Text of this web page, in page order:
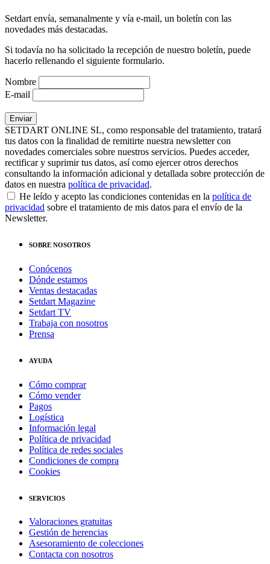
Setdart envía, semanalmente y vía e-mail, un boletín con las
novedades más destacadas.
Si todavía no ha solicitado la recepción de nuestro boletín, puede
hacerlo rellenando el siguiente formulario.
Nombre
E-mail
SETDART ONLINE SL, como responsable del tratamiento, tratará
tus datos con la finalidad de remitirte nuestra newsletter con
novedades comerciales sobre nuestros servicios. Puedes acceder,
rectificar y suprimir tus datos, así como ejercer otros derechos
consultando la información adicional y detallada sobre protección de
datos en nuestra política de privacidad.
He leído y acepto las condiciones contenidas en la política de
privacidad sobre el tratamiento de mis datos para el envío de la
Newsletter.
SOBRE NOSOTROS
Conócenos
Dónde estamos
Ventas destacadas
Setdart Magazine
Setdart TV
Trabaja con nosotros
Prensa
AYUDA
Cómo comprar
Cómo vender
Pagos
Logística
Información legal
Política de privacidad
Política de redes sociales
Condiciones de compra
Cookies
SERVICIOS
Valoraciones gratuitas
Gestión de herencias
Asesoramiento de colecciones
Contacta con nosotros